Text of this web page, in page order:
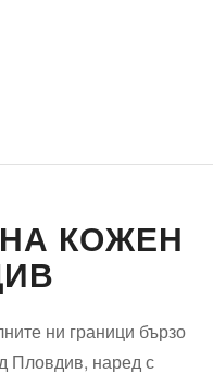
КОЖЕН
ни граници бързо
Пловдив, наред с